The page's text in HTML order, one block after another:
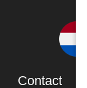
Contact